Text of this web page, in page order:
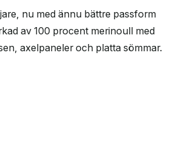
nu med ännu bättre passform
av 100 procent merinoull med
axelpaneler och platta sömmar.